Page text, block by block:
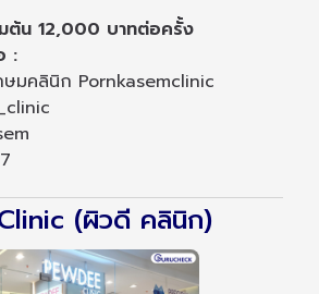
มต้น 12,000 บาทต่อครั้ง
:
ษมคลินิก Pornkasemclinic
(ผิวดี คลินิก)